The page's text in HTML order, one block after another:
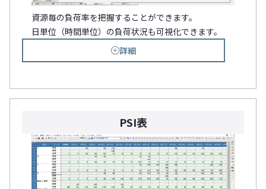
資源毎の負荷率を把握することができます。
日単位（時間単位）の負荷状況も可視化できます。
詳細
PSI表